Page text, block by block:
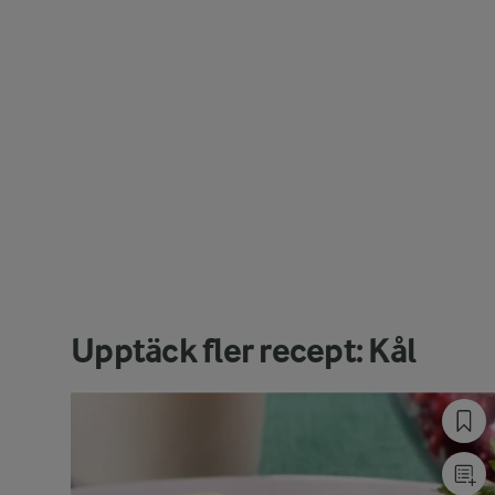
Upptäck fler recept: Kål